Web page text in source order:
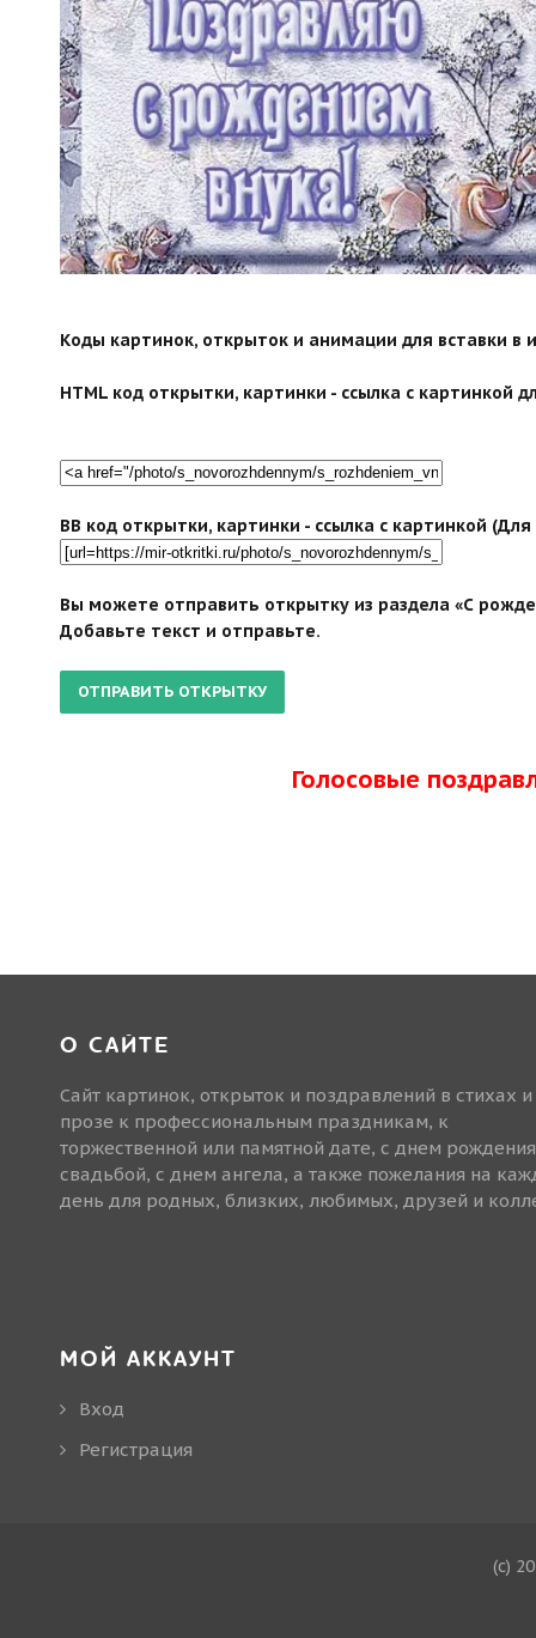
search">
Коды картинок, открыток и анимации для вставки в
HTML код открытки, картинки - ссылка с картинкой
BB код открытки, картинки - ссылка с картинкой
Вы можете отправить открытку из раздела «С
Добавьте текст и отправьте.
Голосовые
О САЙТЕ
Сайт картинок, открыток и поздравлений в стихах и
прозе к профессиональным праздникам, к
торжественной или памятной дате, с днем
свадьбой, с днем ангела, а также пожелания на
день для родных, близких, любимых, друзей и
МОЙ АККАУНТ
Вход
Регистрация
(c)